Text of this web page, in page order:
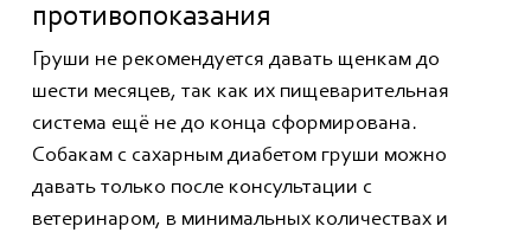
противопоказания
Груши не рекомендуется давать щенкам до
шести месяцев, так как их пищеварительная
система ещё не до конца сформирована.
Собакам с сахарным диабетом груши можно
давать только после консультации с
ветеринаром, в минимальных количествах и